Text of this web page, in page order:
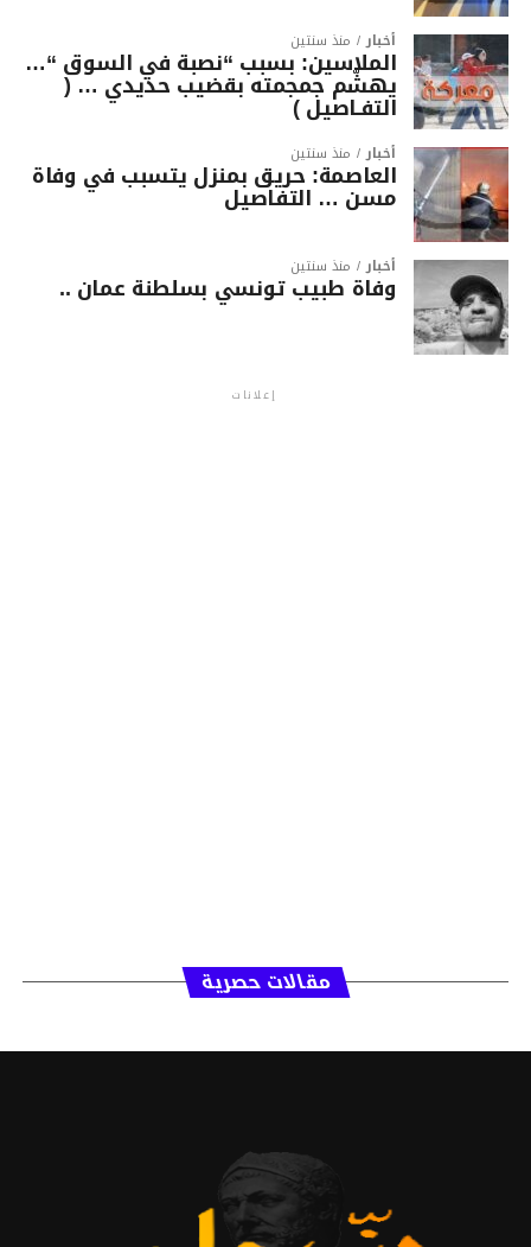
أخبار منذ سنتين
الملاسين: بسبب “نصبة في السوق “…
يهشّم جمجمته بقضيب حديدي … (
التفـاصيل )
أخبار منذ سنتين
العاصمة: حريق بمنزل يتسبب في وفاة
مسن … التفاصيل
أخبار منذ سنتين
وفاة طبيب تونسي بسلطنة عمان ..
إعلانات
مقالات حصرية